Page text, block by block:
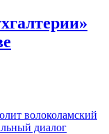
волоколамский
диалог